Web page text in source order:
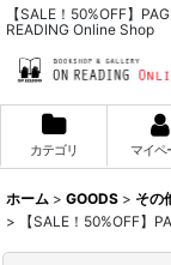
【SALE！50%OFF】
READING Online Shop
カテゴリ マイペ
ホーム > GOODS > その
>
【SALE！50%OFF】